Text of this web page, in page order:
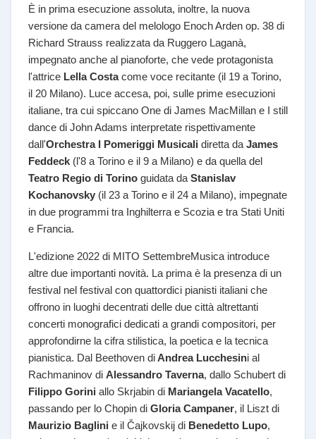
È in prima esecuzione assoluta, inoltre, la nuova
versione da camera del melologo Enoch Arden op. 38 di
Richard Strauss realizzata da Ruggero Laganà,
impegnato anche al pianoforte, che vede protagonista
l'attrice Lella Costacome voce recitante (il 19 a Torino,
il 20 Milano). Luce accesa, poi, sulle prime esecuzioni
italiane, tra cui spiccano One di James MacMillan e I still
dance di John Adams interpretate rispettivamente
dall'Orchestra I Pomeriggi Musicali diretta da James
Feddeck (l'8 a Torino e il 9 a Milano) e da quella del
Teatro Regio di Torino guidata da Stanislav
Kochanovsky (il 23 a Torino e il 24 a Milano), impegnate
in due programmi tra Inghilterra e Scozia e tra Stati Uniti
e Francia.
L'edizione 2022 di MITO SettembreMusica introduce
altre due importanti novità. La prima è la presenza di un
festival nel festival con quattordici pianisti italiani che
offrono in luoghi decentrati delle due città altrettanti
concerti monografici dedicati a grandi compositori, per
approfondirne la cifra stilistica, la poetica e la tecnica
pianistica. Dal Beethoven diAndrea Lucchesini al
Rachmaninov di Alessandro Taverna, dallo Schubert di
Filippo Gorini allo Skrjabin di Mariangela Vacatello,
passando per lo Chopin di Gloria Campaner, il Liszt di
Maurizio Baglini e il Čajkovskij di Benedetto Lupo,